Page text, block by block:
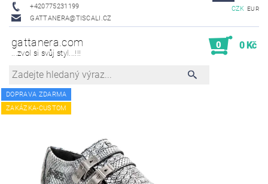
+420775231199
GATTANERA@TISCALI.CZ
CZK EUR
gattanera.com
...zvol si svůj styl...!!!
0 0 Kč
DOPRAVA ZDARMA
ZAKÁZKA-CUSTOM